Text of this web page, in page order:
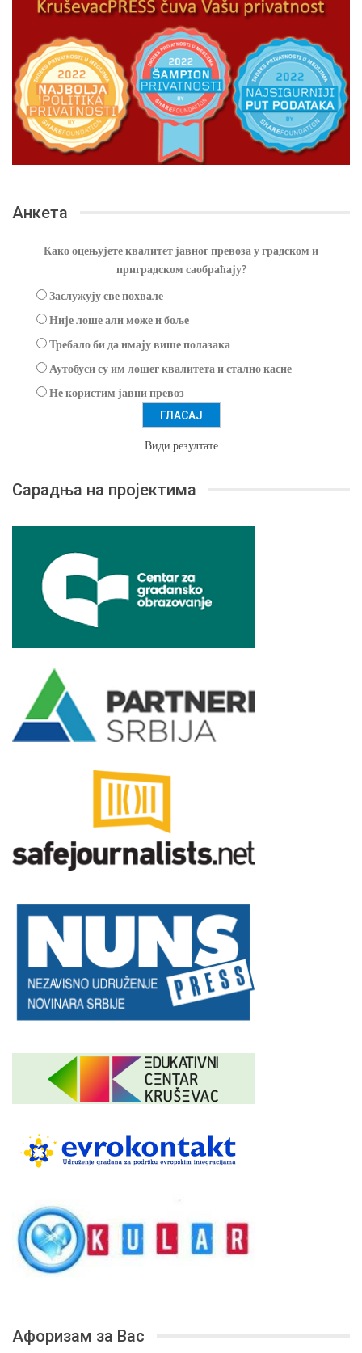
Анкета
Како оцењујете квалитет јавног превоза у градском и
приградском саобраћају?
Заслужују све похвале
Није лоше али може и боље
Требало би да имају више полазака
Аутобуси су им лошег квалитета и стално касне
Не користим јавни превоз
Види резултате
Сарадња на пројектима
Афоризам за Вас